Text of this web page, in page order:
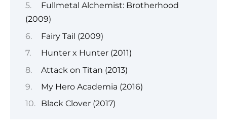
Fullmetal Alchemist: Brotherhood
(2009)
Fairy Tail (2009)
Hunter x Hunter (2011)
Attack on Titan (2013)
My Hero Academia (2016)
Black Clover (2017)